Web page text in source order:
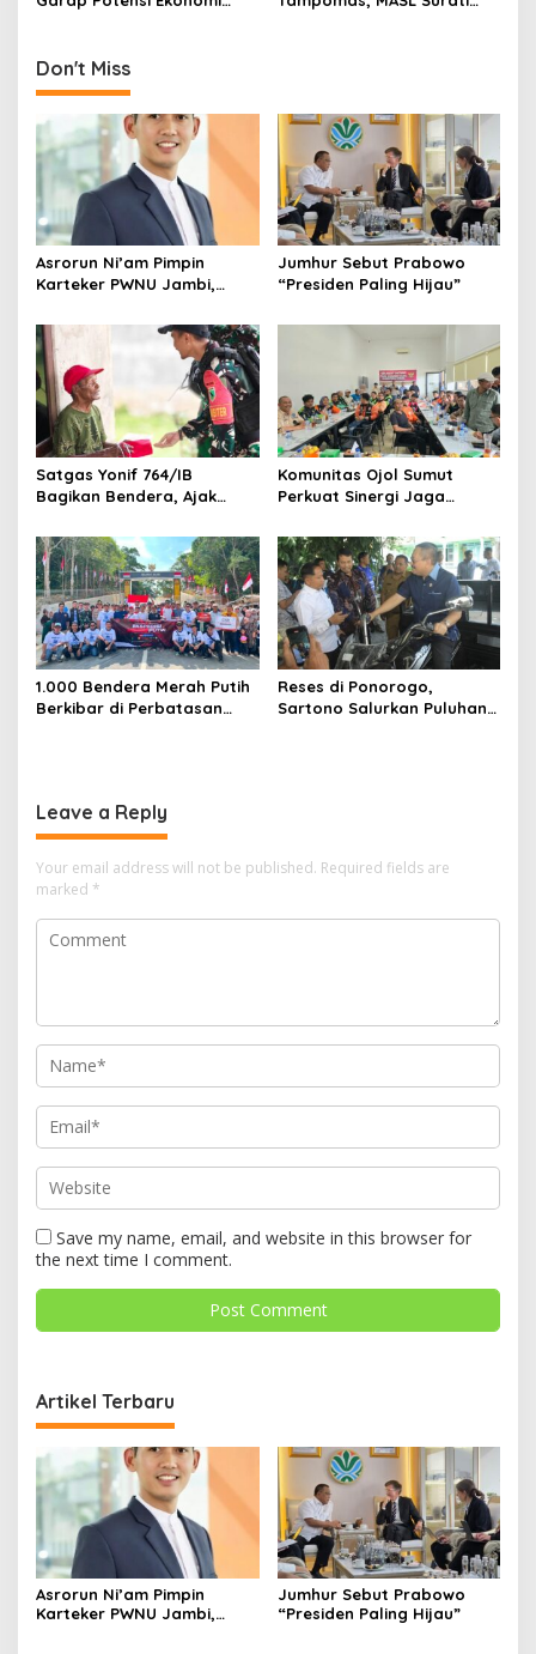
Don't Miss
Asrorun Ni’am Pimpin
Karteker PWNU Jambi,
Muda Visioner untuk Abad
Kedua NU
Jumhur Sebut Prabowo
“Presiden Paling Hijau”
Satgas Yonif 764/IB
Bagikan Bendera, Ajak
HUT RI
Komunitas Ojol Sumut
Perkuat Sinergi Jaga
1.000 Bendera Merah Putih
Berkibar di Perbatasan
Reses di Ponorogo,
Sartono Salurkan Puluhan
Leave a Reply
Your email address will not be published. Required fields are
marked *
Save my name, email, and website in this browser for
the next time I comment.
Artikel Terbaru
Asrorun Ni’am Pimpin
Karteker PWNU Jambi,
Jumhur Sebut Prabowo
“Presiden Paling Hijau”